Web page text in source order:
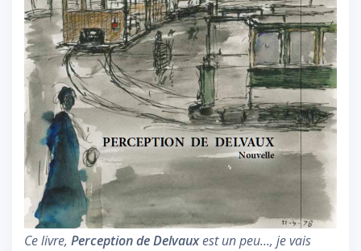
Ce livre, Perception de Delvauxest un peu…, je vais